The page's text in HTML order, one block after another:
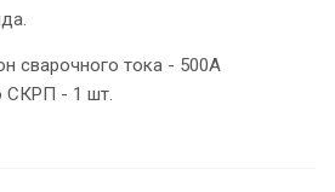
сварочного тока - 500А
СКРП - 1 шт.